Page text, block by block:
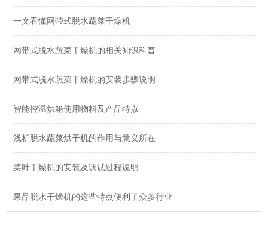
一文看懂网带式脱水蔬菜干燥机
网带式脱水蔬菜干燥机的相关知识科普
网带式脱水蔬菜干燥机的安装步骤说明
智能控温烘箱使用物料及产品特点
浅析脱水蔬菜烘干机的作用与意义所在
桨叶干燥机的安装及调试过程说明
果品脱水干燥机的这些特点便利了众多行业